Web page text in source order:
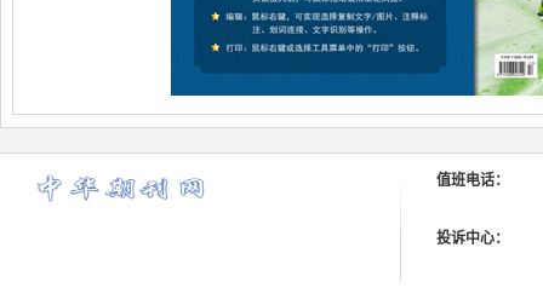
值班电话：
投诉中心：